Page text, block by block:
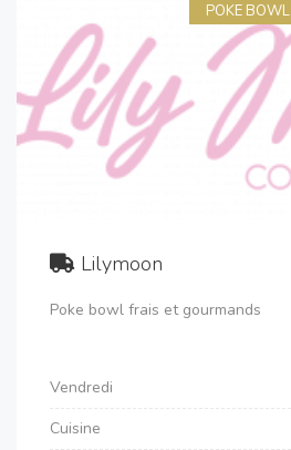
POKE BOWL
Lilymoon
Poke bowl frais et gourmands
Vendredi
Cuisine